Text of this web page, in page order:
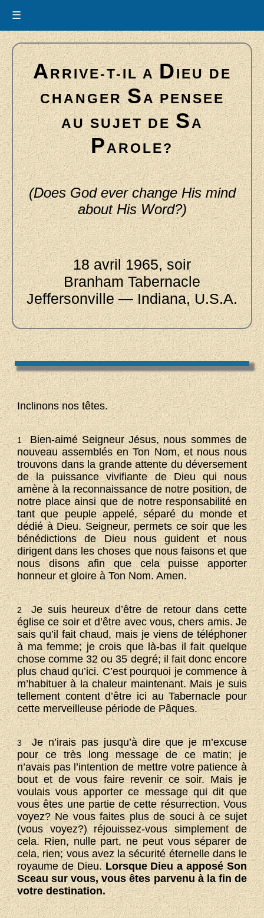
☰
ARRIVE-T-IL ADIEU DE
CHANGERSA PENSEE
AU SUJET DESA
PAROLE?
(Does God ever change His mind
about His Word?)
18 avril 1965, soir
Branham Tabernacle
Jeffersonville — Indiana, U.S.A.
Inclinons nos têtes.
1Bien-aimé Seigneur Jésus, nous sommes de
nouveau assemblés en Ton Nom, et nous nous
trouvons dans la grande attente du déversement
de la puissance vivifiante de Dieu qui nous
amène à la reconnaissance de notre position, de
notre place ainsi que de notre responsabilité en
tant que peuple appelé, séparé du monde et
dédié à Dieu. Seigneur, permets ce soir que les
bénédictions de Dieu nous guident et nous
dirigent dans les choses que nous faisons et que
nous disons afin que cela puisse apporter
honneur et gloire à Ton Nom. Amen.
2Je suis heureux d’être de retour dans cette
église ce soir et d’être avec vous, chers amis. Je
sais qu’il fait chaud, mais je viens de téléphoner
à ma femme; je crois que là-bas il fait quelque
chose comme 32 ou 35 degré; il fait donc encore
plus chaud qu’ici. C’est pourquoi je commence à
m’habituer à la chaleur maintenant. Mais je suis
tellement content d’être ici au Tabernacle pour
cette merveilleuse période de Pâques.
3Je n’irais pas jusqu’à dire que je m’excuse
pour ce très long message de ce matin; je
n’avais pas l’intention de mettre votre patience à
bout et de vous faire revenir ce soir. Mais je
voulais vous apporter ce message qui dit que
vous êtes une partie de cette résurrection. Vous
voyez? Ne vous faites plus de souci à ce sujet
(vous voyez?) réjouissez-vous simplement de
cela. Rien, nulle part, ne peut vous séparer de
cela, rien; vous avez la sécurité éternelle dans le
royaume de Dieu.Lorsque Dieu a apposé Son
Sceau sur vous, vous êtes parvenu à la fin de
votre destination.